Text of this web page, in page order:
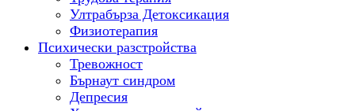
Ултрабърза Детоксикация
Физиотерапия
Психически разстройства
Тревожност
Бърнаут синдром
Депресия